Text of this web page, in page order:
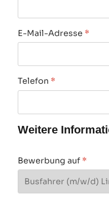
E-Mail-Adresse *
Telefon *
Weitere
Bewerbung auf *